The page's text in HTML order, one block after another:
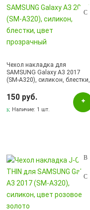
Чехол накладка для
SAMSUNG Galaxy A3 2017
(SM-A320), силикон, блестки,
150 руб.
Наличие: 1 шт.